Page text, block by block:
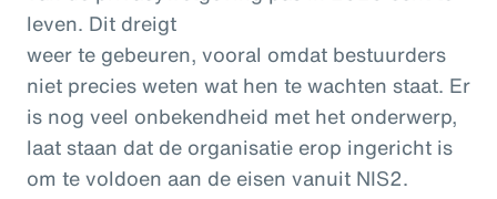
leven. Dit dreigt
weer te gebeuren, vooral omdat bestuurders
niet precies weten wat hen te wachten staat. Er
is nog veel onbekendheid met het onderwerp,
laat staan dat de organisatie erop ingericht is
om te voldoen aan de eisen vanuit NIS2.